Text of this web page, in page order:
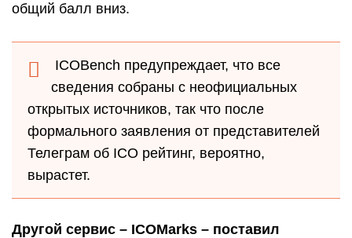
общий балл вниз.
ICOBench предупреждает, что все
сведения собраны с неофициальных
открытых источников, так что после
формального заявления от представителей
Телеграм об ICO рейтинг, вероятно,
вырастет.
Другой сервис – ICOMarks – поставил